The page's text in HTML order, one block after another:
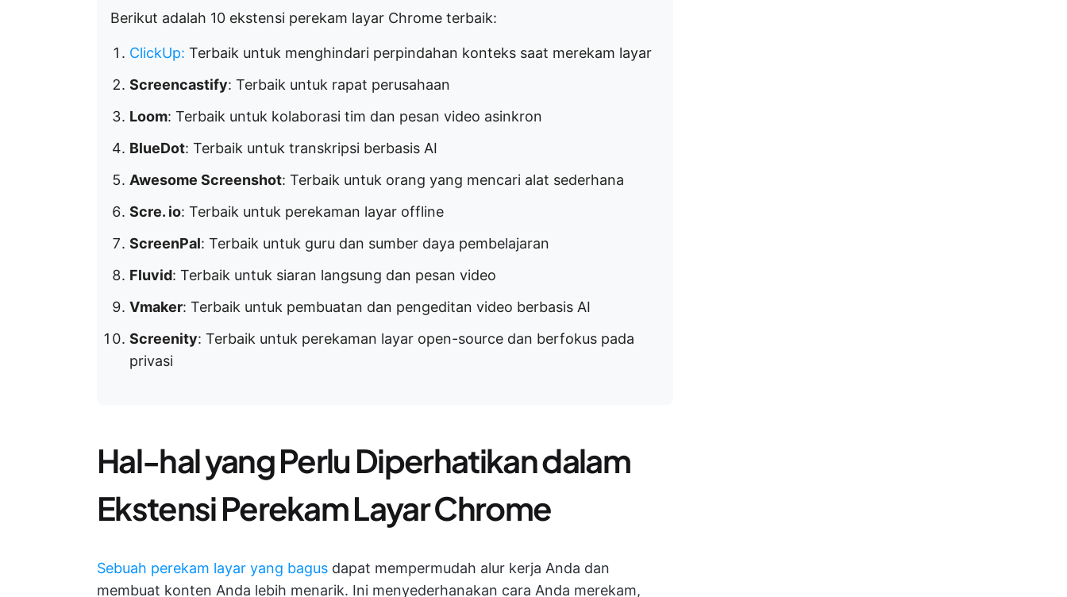
Berikut adalah 10 ekstensi perekam layar Chrome terbaik:
ClickUp: Terbaik untuk menghindari perpindahan konteks saat merekam layar
Screencastify: Terbaik untuk rapat perusahaan
Loom: Terbaik untuk kolaborasi tim dan pesan video asinkron
BlueDot: Terbaik untuk transkripsi berbasis AI
Awesome Screenshot: Terbaik untuk orang yang mencari alat sederhana
Scre. io: Terbaik untuk perekaman layar offline
ScreenPal: Terbaik untuk guru dan sumber daya pembelajaran
Fluvid: Terbaik untuk siaran langsung dan pesan video
Vmaker: Terbaik untuk pembuatan dan pengeditan video berbasis AI
Screenity: Terbaik untuk perekaman layar open-source dan berfokus pada
privasi
Hal-hal yang Perlu Diperhatikan dalam
Ekstensi Perekam Layar Chrome
Sebuah perekam layar yang bagus dapat mempermudah alur kerja Anda dan
membuat konten Anda lebih menarik. Ini menyederhanakan cara Anda merekam,